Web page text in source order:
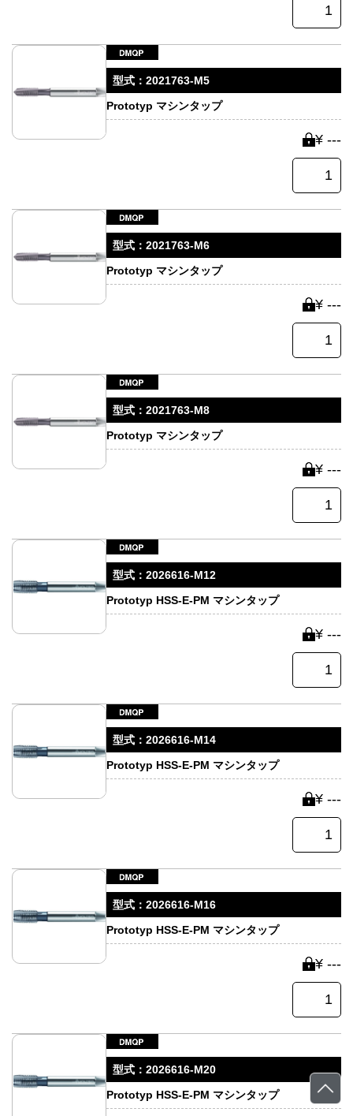
型式： 2021763-M5
Prototyp マシンタップ
¥ ---
型式： 2021763-M6
Prototyp マシンタップ
¥ ---
型式： 2021763-M8
Prototyp マシンタップ
¥ ---
型式： 2026616-M12
Prototyp HSS-E-PM マシンタップ
¥ ---
型式： 2026616-M14
Prototyp HSS-E-PM マシンタップ
¥ ---
型式： 2026616-M16
Prototyp HSS-E-PM マシンタップ
¥ ---
型式： 2026616-M20
Prototyp HSS-E-PM マシンタップ